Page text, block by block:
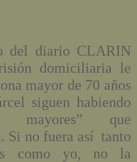
del diario CLARIN
domiciliaria le
mayor de 70 años
siguen habiendo
mayores” que
Si no fuera así tanto
como yo, no la